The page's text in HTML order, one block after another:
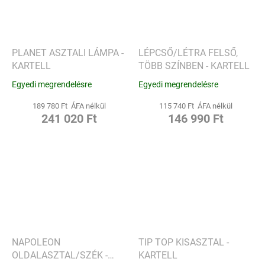
PLANET ASZTALI LÁMPA -
KARTELL
Egyedi megrendelésre
189 780 Ft ÁFA nélkül
241 020 Ft
LÉPCSŐ/LÉTRA FELSŐ,
TÖBB SZÍNBEN - KARTELL
Egyedi megrendelésre
115 740 Ft ÁFA nélkül
146 990 Ft
NAPOLEON
OLDALASZTAL/SZÉK -
TIP TOP KISASZTAL -
KARTELL